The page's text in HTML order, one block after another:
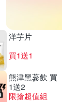
洋芋片
買1送1
熊津黑蔘飲 買
1送2
限搶超值組